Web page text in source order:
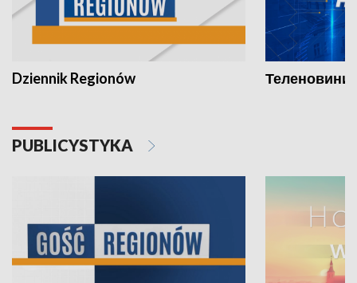
Dziennik Regionów Теленовини
PUBLICYSTYKA